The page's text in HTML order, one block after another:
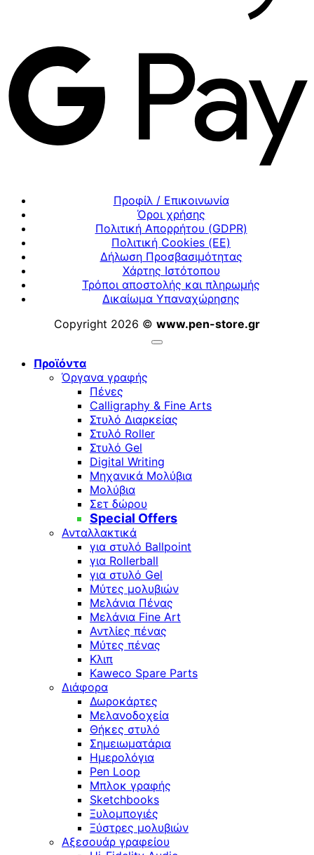
Προφίλ / Επικοινωνία
Όροι χρήσης
Πολιτική Απορρήτου (GDPR)
Πολιτική Cookies (ΕΕ)
Δήλωση Προσβασιμότητας
Χάρτης Ιστότοπου
Τρόποι αποστολής και πληρωμής
Δικαίωμα Υπαναχώρησης
Copyright 2026 © www.pen-store.gr
Προϊόντα
Όργανα γραφής
Πένες
Calligraphy & Fine Arts
Στυλό Διαρκείας
Στυλό Roller
Στυλό Gel
Digital Writing
Μηχανικά Μολύβια
Μολύβια
Σετ δώρου
Special Offers
Ανταλλακτικά
για στυλό Ballpoint
για Rollerball
για στυλό Gel
Μύτες μολυβιών
Μελάνια Πένας
Μελάνια Fine Art
Αντλίες πένας
Μύτες πένας
Κλιπ
Kaweco Spare Parts
Διάφορα
Δωροκάρτες
Μελανοδοχεία
Θήκες στυλό
Σημειωματάρια
Ημερολόγια
Pen Loop
Μπλοκ γραφής
Sketchbooks
Ξυλομπογιές
Ξύστρες μολυβιών
Αξεσουάρ γραφείου